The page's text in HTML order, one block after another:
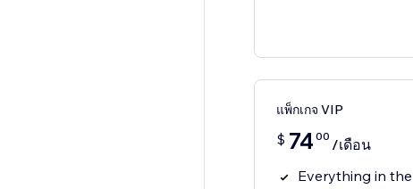
แพ็กเกจ VIP
$ 74 00 /เดือน
Everything in